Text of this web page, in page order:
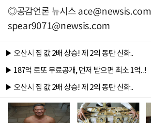
◎공감언론 뉴시스ace@newsis.com
spear9071@newsis.com